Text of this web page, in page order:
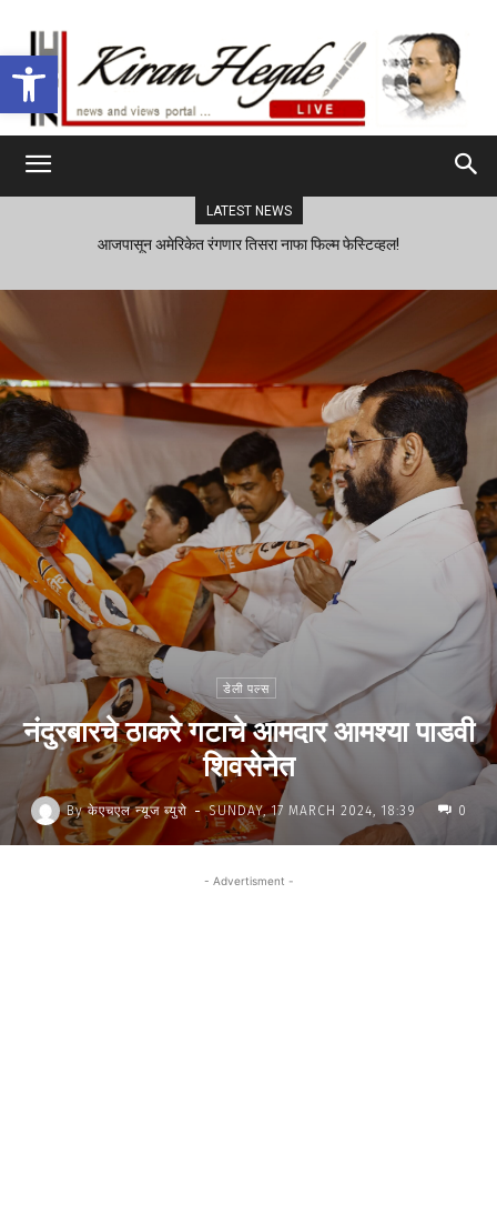
Open toolbar
LATEST NEWS
आजपासून अमेरिकेत रंगणार तिसरा नाफा फिल्म फेस्टिव्हल!
डेली पल्स
नंदुरबारचे ठाकरे गटाचे आमदार आमश्या पाडवी
शिवसेनेत
By केएचएल न्यूज ब्युरो - SUNDAY, 17 MARCH 2024, 18:39 0
- Advertisment -